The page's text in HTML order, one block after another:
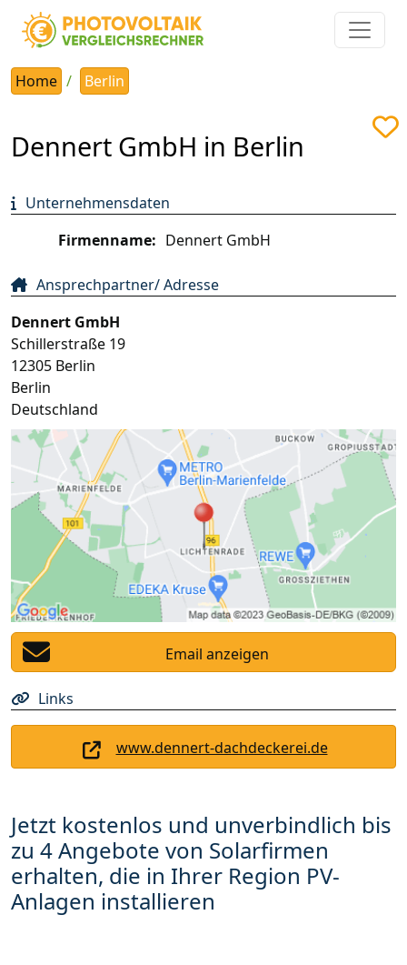
Home Berlin
Dennert GmbH in Berlin
Unternehmensdaten
Firmenname: Dennert GmbH
Ansprechpartner/ Adresse
Dennert GmbH
Schillerstraße 19
12305 Berlin
Berlin
Deutschland
Email anzeigen
Links
www.dennert-dachdeckerei.de
Jetzt kostenlos und unverbindlich bis
zu 4 Angebote von Solarfirmen
erhalten, die in Ihrer Region PV-
Anlagen installieren